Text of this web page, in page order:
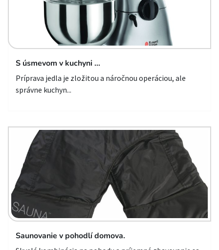
S úsmevom v kuchyni …
Príprava jedla je zložitou a náročnou operáciou, ale
správne kuchyn...
Saunovanie v pohodlí domova.